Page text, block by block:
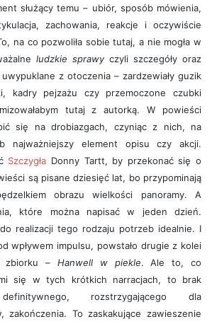
służący temu – ubiór, sposób mówienia,
zachowania, reakcje i oczywiście
na co pozwoliła sobie tutaj, a nie mogła w
ludzkie sprawyczyli szczegóły oraz
z otoczenia – zardzewiały guzik
kadry pejzażu czy przemoczone czubki
tutaj z autorką. W powieści
się na drobiazgach, czyniąc z nich, na
najważniejszy element opisu czy akcji.
Szczygła Donny Tartt, by przekonać się o
są pisane dziesięć lat, bo przypominają
obrazu wielkości panoramy. A
które można napisać w jeden dzień.
realizacji tego rodzaju potrzeb idealnie. I
wpływem impulsu, powstało drugie z kolei
zbiorku – Hanwell w piekle. Ale to, co
się w tych krótkich narracjach, to brak
rozstrzygającego dla
zakończenia. To zaskakujące zawieszenie